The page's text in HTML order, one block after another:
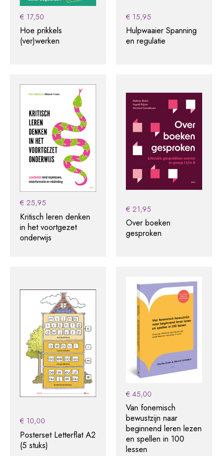
€ 17,50
Hoe prikkels
(ver)werken
€ 15,95
Hulpwaaier Spanning
en regulatie
€ 25,95
Kritisch leren denken
in het voortgezet
onderwijs
€ 21,95
Over boeken
gesproken
€ 10,00
Posterset Letterflat A2
(5 stuks)
€ 45,00
Van fonemisch
bewustzijn naar
beginnend leren lezen
en spellen in 100
lessen